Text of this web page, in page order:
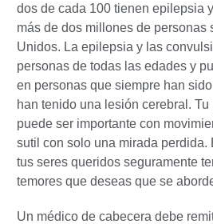
dos de cada 100 tienen epilepsia
más de dos millones de personas
Unidos. La epilepsia y las
personas de todas las edades y
en personas que siempre han
han tenido una lesión cerebral.
puede ser importante con
sutil con solo una mirada perdida.
tus seres queridos seguramente
temores que deseas que se
Un médico de cabecera debe